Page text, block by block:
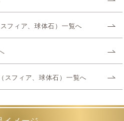
フィア、球体石）一覧へ
スフィア、球体石）一覧へ